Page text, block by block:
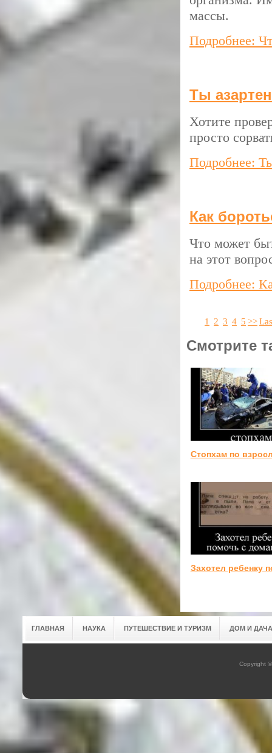
массы.
Подробнее:
Ты
Хотите
просто
Подробнее:
Как
Что может
на этот
Подробнее:
1 2 3 4 5 >>
Смотрите
Стопхам по
Захотел ребенку
ГЛАВНАЯ НАУКА ПУТЕШЕСТВИЕ И ТУРИЗМ ДОМ И ДАЧА
Copyright